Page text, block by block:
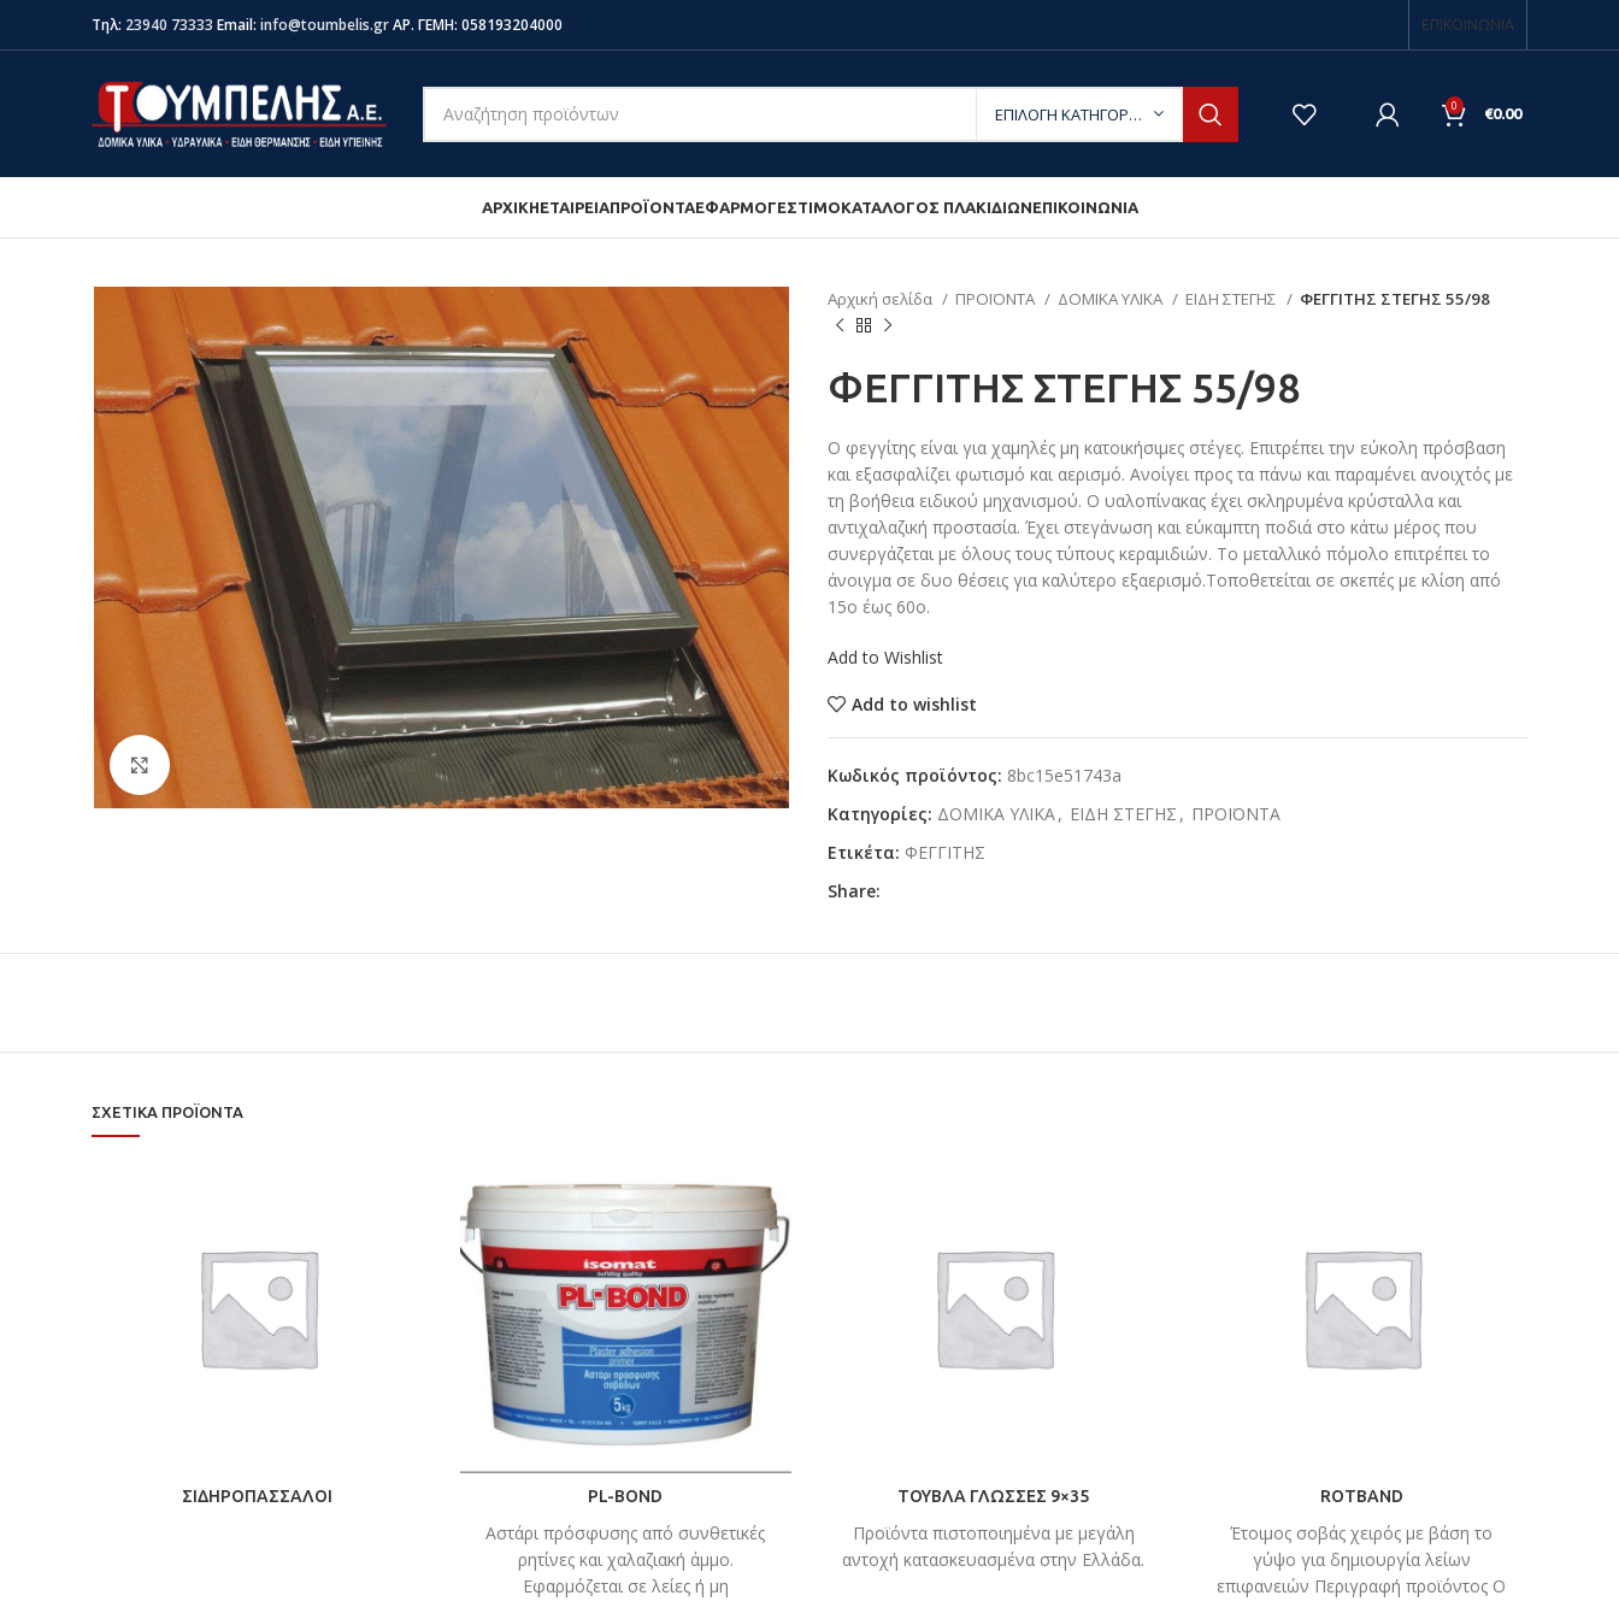
Τηλ: 23940 73333 Email: info@toumbelis.grΑΡ. ΓΕΜΗ: 058193204000 ΕΠΙΚΟΙΝΩΝΙΑ
ΕΠΙΛΟΓΉ ΚΑΤΗΓΟΡΊΑΣ 0 €0.00
ΑΡΧΙΚΗΕΤΑΙΡΕΙΑΠΡΟΪΟΝΤΑΕΦΑΡΜΟΓΕΣΤΙΜΟΚΑΤΆΛΟΓΟΣ ΠΛΑΚΙΔΊΩΝΕΠΙΚΟΙΝΩΝΙΑ
Κάντε κλικ για μεγέθυνση
Αρχική σελίδα ΠΡΟΪΟΝΤΑ ΔΟΜΙΚΑ ΥΛΙΚΑ ΕΙΔΗ ΣΤΕΓΗΣ ΦΕΓΓΙΤΗΣ ΣΤΕΓΗΣ 55/98
ΦΕΓΓΙΤΗΣ ΣΤΕΓΗΣ 55/98
Ο φεγγίτης είναι για χαμηλές μη κατοικήσιμες στέγες. Επιτρέπει την εύκολη πρόσβαση
και εξασφαλίζει φωτισμό και αερισμό. Ανοίγει προς τα πάνω και παραμένει ανοιχτός με
τη βοήθεια ειδικού μηχανισμού. Ο υαλοπίνακας έχει σκληρυμένα κρύσταλλα και
αντιχαλαζική προστασία. Έχει στεγάνωση και εύκαμπτη ποδιά στο κάτω μέρος που
συνεργάζεται με όλους τους τύπους κεραμιδιών. Το μεταλλικό πόμολο επιτρέπει το
άνοιγμα σε δυο θέσεις για καλύτερο εξαερισμό.Τοποθετείται σε σκεπές με κλίση από
15o έως 60o.
Add to Wishlist
Add to wishlist
Κωδικός προϊόντος: 8bc15e51743a
Κατηγορίες: ΔΟΜΙΚΑ ΥΛΙΚΑ, ΕΙΔΗ ΣΤΕΓΗΣ , ΠΡΟΪΟΝΤΑ
Ετικέτα: ΦΕΓΓΙΤΗΣ
Share:
ΣΧΕΤΙΚΆ ΠΡΟΪΌΝΤΑ
ΣΙΔΗΡΟΠΑΣΣΑΛΟΙ PL-BOND
Αστάρι πρόσφυσης από συνθετικές
ρητίνες και χαλαζιακή άµµο.
Εφαρμόζεται σε λείες ή µη
ΤΟΥΒΛΑ ΓΛΩΣΣΕΣ 9×35
Προϊόντα πιστοποιημένα με μεγάλη
αντοχή κατασκευασμένα στην Ελλάδα.
ROTBAND
Έτοιμος σοβάς χειρός με βάση το
γύψο για δημιουργία λείων
επιφανειών Περιγραφή προϊόντος Ο